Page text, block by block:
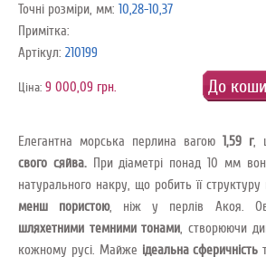
Точні розміри, мм: 10,28-10,37
Примітка:
Артікул: 210199
До
Ціна: 9 000,09 грн.
Елегантна морська перлина вагою1,59 г,
свого сяйва.При діаметрі понад 10 мм
натурального накру, що робить її структуру
менш пористою, ніж у перлів Акоя.
шляхетними темними тонами , створюючи
кожному русі. Майже ідеальна сферичність